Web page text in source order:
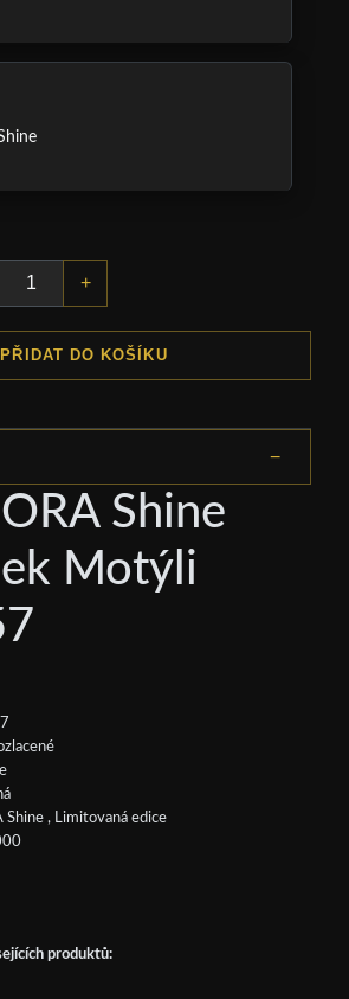
+
PŘIDAT DO KOŠÍKU
Shine
Motýli
Shine , Limitovaná edice
produktů: